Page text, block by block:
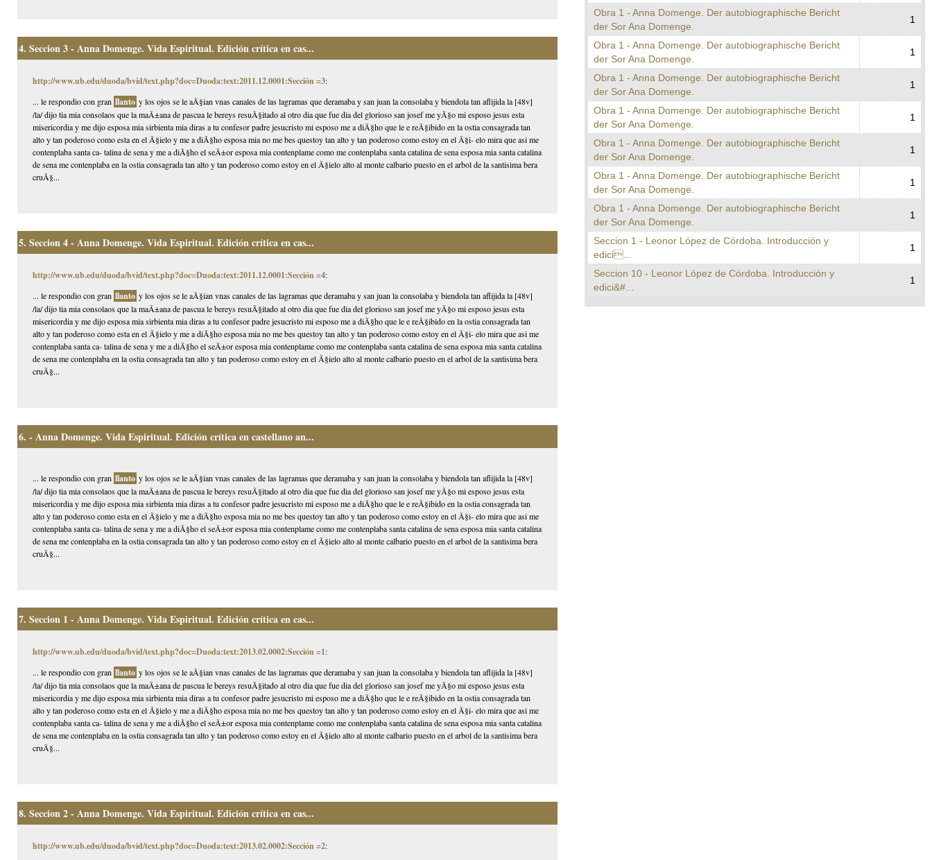
4. Seccion 3 - Anna Domenge. Vida Espiritual. Edición crítica en cas...
http://www.ub.edu/duoda/bvid/text.php?doc=Duoda:text:2011.12.0001:Sección =3:
... le respondio con gran llanto y los ojos se le aÃ§ian vnas canales de las lagramas que deramaba y san juan la consolaba y biendola tan aflijida la [48v]
/la/ dijo tia mia consolaos que la maÃ±ana de pascua le bereys resuÃ§itado al otro dia que fue dia del glorioso san josef me yÃ§o mi esposo jesus esta
misericordia y me dijo esposa mia sirbienta mia diras a tu confesor padre jesucristo mi esposo me a diÃ§ho que le e reÃ§ibido en la ostia consagrada tan
alto y tan poderoso como esta en el Ã§ielo y me a diÃ§ho esposa mia no me bes questoy tan alto y tan poderoso como estoy en el Ã§i- elo mira que asi me
contenplaba santa ca- talina de sena y me a diÃ§ho el seÃ±or esposa mia contenplame como me contenplaba santa catalina de sena esposa mia santa catalina
de sena me contenplaba en la ostia consagrada tan alto y tan poderoso como estoy en el Ã§ielo alto al monte calbario puesto en el arbol de la santisima bera
cruÃ§...
5. Seccion 4 - Anna Domenge. Vida Espiritual. Edición crítica en cas...
http://www.ub.edu/duoda/bvid/text.php?doc=Duoda:text:2011.12.0001:Sección =4:
... le respondio con gran llanto y los ojos se le aÃ§ian vnas canales de las lagramas que deramaba y san juan la consolaba y biendola tan aflijida la [48v]
/la/ dijo tia mia consolaos que la maÃ±ana de pascua le bereys resuÃ§itado al otro dia que fue dia del glorioso san josef me yÃ§o mi esposo jesus esta
misericordia y me dijo esposa mia sirbienta mia diras a tu confesor padre jesucristo mi esposo me a diÃ§ho que le e reÃ§ibido en la ostia consagrada tan
alto y tan poderoso como esta en el Ã§ielo y me a diÃ§ho esposa mia no me bes questoy tan alto y tan poderoso como estoy en el Ã§i- elo mira que asi me
contenplaba santa ca- talina de sena y me a diÃ§ho el seÃ±or esposa mia contenplame como me contenplaba santa catalina de sena esposa mia santa catalina
de sena me contenplaba en la ostia consagrada tan alto y tan poderoso como estoy en el Ã§ielo alto al monte calbario puesto en el arbol de la santisima bera
cruÃ§...
6. - Anna Domenge. Vida Espiritual. Edición crítica en castellano an...
... le respondio con gran llanto y los ojos se le aÃ§ian vnas canales de las lagramas que deramaba y san juan la consolaba y biendola tan aflijida la [48v]
/la/ dijo tia mia consolaos que la maÃ±ana de pascua le bereys resuÃ§itado al otro dia que fue dia del glorioso san josef me yÃ§o mi esposo jesus esta
misericordia y me dijo esposa mia sirbienta mia diras a tu confesor padre jesucristo mi esposo me a diÃ§ho que le e reÃ§ibido en la ostia consagrada tan
alto y tan poderoso como esta en el Ã§ielo y me a diÃ§ho esposa mia no me bes questoy tan alto y tan poderoso como estoy en el Ã§i- elo mira que asi me
contenplaba santa ca- talina de sena y me a diÃ§ho el seÃ±or esposa mia contenplame como me contenplaba santa catalina de sena esposa mia santa catalina
de sena me contenplaba en la ostia consagrada tan alto y tan poderoso como estoy en el Ã§ielo alto al monte calbario puesto en el arbol de la santisima bera
cruÃ§...
7. Seccion 1 - Anna Domenge. Vida Espiritual. Edición crítica en cas...
http://www.ub.edu/duoda/bvid/text.php?doc=Duoda:text:2013.02.0002:Sección =1:
... le respondio con gran llanto y los ojos se le aÃ§ian vnas canales de las lagramas que deramaba y san juan la consolaba y biendola tan aflijida la [48v]
/la/ dijo tia mia consolaos que la maÃ±ana de pascua le bereys resuÃ§itado al otro dia que fue dia del glorioso san josef me yÃ§o mi esposo jesus esta
misericordia y me dijo esposa mia sirbienta mia diras a tu confesor padre jesucristo mi esposo me a diÃ§ho que le e reÃ§ibido en la ostia consagrada tan
alto y tan poderoso como esta en el Ã§ielo y me a diÃ§ho esposa mia no me bes questoy tan alto y tan poderoso como estoy en el Ã§i- elo mira que asi me
contenplaba santa ca- talina de sena y me a diÃ§ho el seÃ±or esposa mia contenplame como me contenplaba santa catalina de sena esposa mia santa catalina
de sena me contenplaba en la ostia consagrada tan alto y tan poderoso como estoy en el Ã§ielo alto al monte calbario puesto en el arbol de la santisima bera
cruÃ§...
8. Seccion 2 - Anna Domenge. Vida Espiritual. Edición crítica en cas...
http://www.ub.edu/duoda/bvid/text.php?doc=Duoda:text:2013.02.0002:Sección =2:
Obra 1 - Anna Domenge. Der autobiographische Bericht
der Sor Ana Domenge.
1
Obra 1 - Anna Domenge. Der autobiographische Bericht
der Sor Ana Domenge.
1
Obra 1 - Anna Domenge. Der autobiographische Bericht
der Sor Ana Domenge.
1
Obra 1 - Anna Domenge. Der autobiographische Bericht
der Sor Ana Domenge.
1
Obra 1 - Anna Domenge. Der autobiographische Bericht
der Sor Ana Domenge.
1
Obra 1 - Anna Domenge. Der autobiographische Bericht
der Sor Ana Domenge.
1
Obra 1 - Anna Domenge. Der autobiographische Bericht
der Sor Ana Domenge.
1
Seccion 1 - Leonor López de Córdoba. Introducción y
edici...
1
Seccion 10 - Leonor López de Córdoba. Introducción y
edici&#...
1